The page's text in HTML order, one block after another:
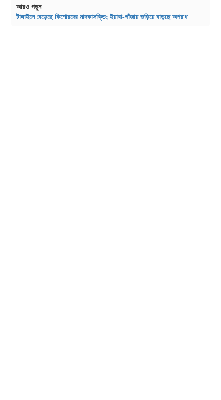
আরও পড়ুন
টাঙ্গাইলে বেড়েছে কিশোরদের মাদকাসক্তি; ইয়াবা-গাঁজায় জড়িয়ে বাড়ছে অপরাধ